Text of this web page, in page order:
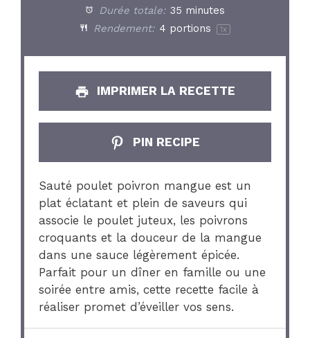
Durée totale: 35 minutes
Rendement: 4 portions 1x
IMPRIMER LA RECETTE
PIN RECIPE
Sauté poulet poivron mangue est un
plat éclatant et plein de saveurs qui
associe le poulet juteux, les poivrons
croquants et la douceur de la mangue
dans une sauce légèrement épicée.
Parfait pour un dîner en famille ou une
soirée entre amis, cette recette facile à
réaliser promet d’éveiller vos sens.